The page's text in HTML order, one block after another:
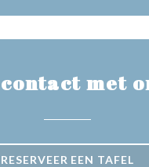
met
RESERVEER EEN TAFEL